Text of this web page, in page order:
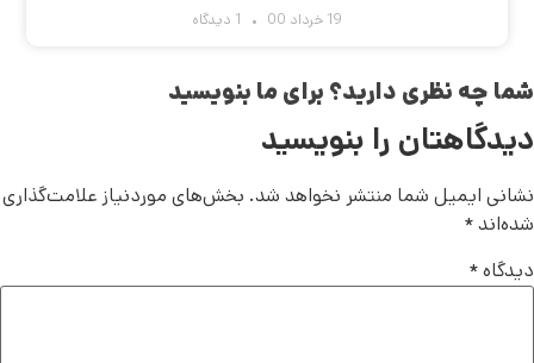
19 خرداد 00
شما چه نظری دارید؟ برای ما بنویسید
دیدگاهتان را بنویسید
نشانی ایمیل شما منتشر نخواهد شد. بخش‌های موردنیاز علامت‌گذاری
شده‌اند*
دیدگاه*